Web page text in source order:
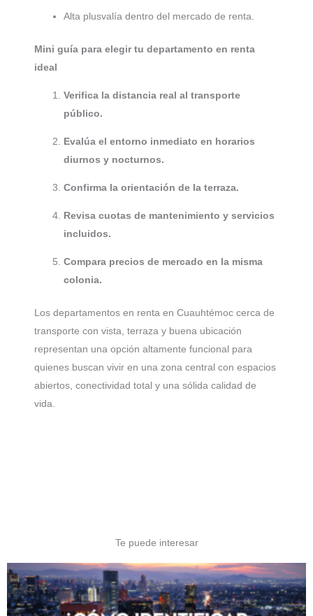
Alta plusvalía dentro del mercado de renta.
Mini guía para elegir tu departamento en renta
ideal
Verifica la distancia real al transporte
público.
Evalúa el entorno inmediato en horarios
diurnos y nocturnos.
Confirma la orientación de la terraza.
Revisa cuotas de mantenimiento y servicios
incluidos.
Compara precios de mercado en la misma
colonia.
Los departamentos en renta en Cuauhtémoc cerca de
transporte con vista, terraza y buena ubicación
representan una opción altamente funcional para
quienes buscan vivir en una zona central con espacios
abiertos, conectividad total y una sólida calidad de
vida.
Te puede interesar